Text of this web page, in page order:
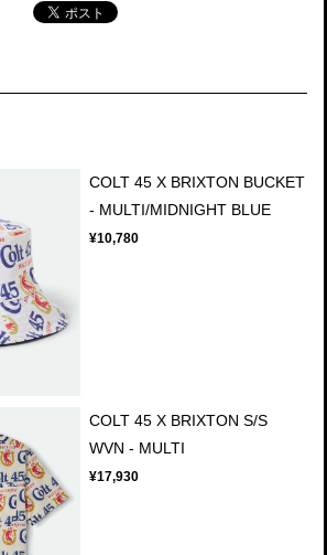
COLT 45 X BRIXTON BUCKET
- MULTI/MIDNIGHT BLUE
¥10,780
COLT 45 X BRIXTON S/S
WVN - MULTI
¥17,930